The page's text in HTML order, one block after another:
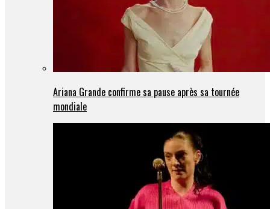
Ariana Grande confirme sa pause après sa tournée
mondiale